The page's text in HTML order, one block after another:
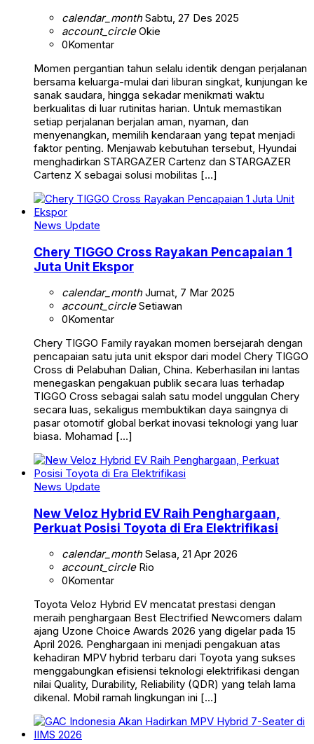
calendar_monthSabtu, 27 Des 2025
account_circleOkie
0Komentar
Momen pergantian tahun selalu identik dengan perjalanan
bersama keluarga-mulai dari liburan singkat, kunjungan ke
sanak saudara, hingga sekadar menikmati waktu
berkualitas di luar rutinitas harian. Untuk memastikan
setiap perjalanan berjalan aman, nyaman, dan
menyenangkan, memilih kendaraan yang tepat menjadi
faktor penting. Menjawab kebutuhan tersebut, Hyundai
menghadirkan STARGAZER Cartenz dan STARGAZER
Cartenz X sebagai solusi mobilitas […]
News Update
Chery TIGGO Cross Rayakan Pencapaian 1
Juta Unit Ekspor
calendar_monthJumat, 7 Mar 2025
account_circleSetiawan
0Komentar
Chery TIGGO Family rayakan momen bersejarah dengan
pencapaian satu juta unit ekspor dari model Chery TIGGO
Cross di Pelabuhan Dalian, China. Keberhasilan ini lantas
menegaskan pengakuan publik secara luas terhadap
TIGGO Cross sebagai salah satu model unggulan Chery
secara luas, sekaligus membuktikan daya saingnya di
pasar otomotif global berkat inovasi teknologi yang luar
biasa. Mohamad […]
News Update
New Veloz Hybrid EV Raih Penghargaan,
Perkuat Posisi Toyota di Era Elektrifikasi
calendar_monthSelasa, 21 Apr 2026
account_circleRio
0Komentar
Toyota Veloz Hybrid EV mencatat prestasi dengan
meraih penghargaan Best Electrified Newcomers dalam
ajang Uzone Choice Awards 2026 yang digelar pada 15
April 2026. Penghargaan ini menjadi pengakuan atas
kehadiran MPV hybrid terbaru dari Toyota yang sukses
menggabungkan efisiensi teknologi elektrifikasi dengan
nilai Quality, Durability, Reliability (QDR) yang telah lama
dikenal. Mobil ramah lingkungan ini […]